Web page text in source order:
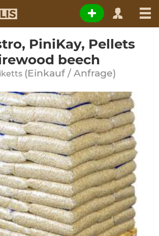
PiniKay, Pellets
beech
(Einkauf / Anfrage)